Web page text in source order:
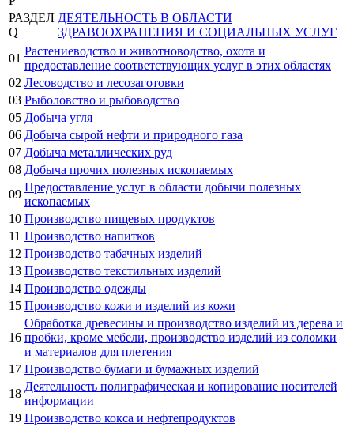
РАЗДЕЛ
Q
ДЕЯТЕЛЬНОСТЬ В ОБЛАСТИ
ЗДРАВООХРАНЕНИЯ И СОЦИАЛЬНЫХ УСЛУГ
01
Растениеводство и животноводство, охота и
предоставление соответствующих услуг в этих областях
02 Лесоводство и лесозаготовки
03 Рыболовство и рыбоводство
05 Добыча угля
06 Добыча сырой нефти и природного газа
07 Добыча металлических руд
08 Добыча прочих полезных ископаемых
09
Предоставление услуг в области добычи полезных
ископаемых
10 Производство пищевых продуктов
11 Производство напитков
12 Производство табачных изделий
13 Производство текстильных изделий
14 Производство одежды
15 Производство кожи и изделий из кожи
16
Обработка древесины и производство изделий из дерева и
пробки, кроме мебели, производство изделий из соломки
и материалов для плетения
17 Производство бумаги и бумажных изделий
18
Деятельность полиграфическая и копирование носителей
информации
19 Производство кокса и нефтепродуктов